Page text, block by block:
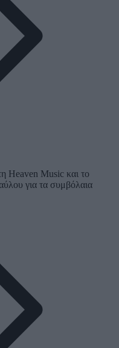
Heaven Music και το
για τα συμβόλαια